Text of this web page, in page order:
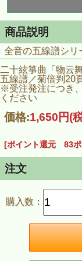
商品説明
全音の五線譜シリ
二十絃箏曲「物云
五線譜／菊倍判20
※受注発注につき
ください
価格:1,650円(
[ポイント還元 83ポ
注文
購入数：